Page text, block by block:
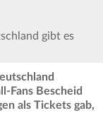
gibt es
Fans Bescheid
als Tickets gab,